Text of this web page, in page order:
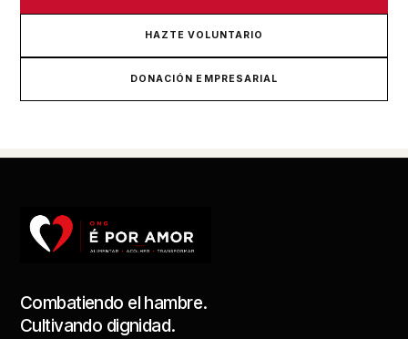
HAZTE VOLUNTARIO
DONACIÓN EMPRESARIAL
Combatiendo el hambre.
Cultivando dignidad.